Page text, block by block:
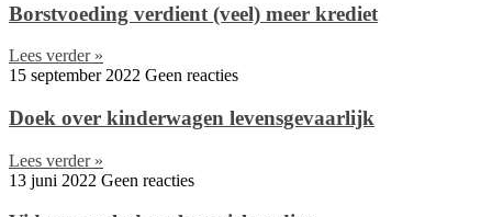
Borstvoeding verdient (veel) meer krediet
Lees verder »
15 september 2022 Geen reacties
Doek over kinderwagen levensgevaarlijk
Lees verder »
13 juni 2022 Geen reacties